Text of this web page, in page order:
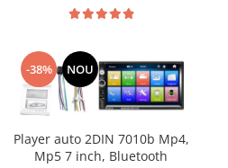
-38% NOU
Player auto 2DIN 7010b Mp4,
Mp5 7 inch, Bluetooth